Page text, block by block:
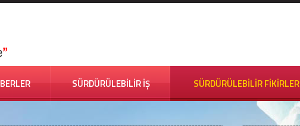
SÜRDÜRÜLEBİLİR İŞ SÜRDÜRÜLEBİLİR FİKİRLER